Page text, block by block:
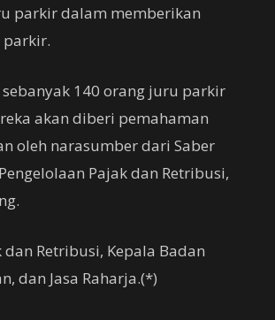
parkir dalam memberikan
parkir.
140 orang juru parkir
akan diberi pemahaman
oleh narasumber dari Saber
Pajak dan Retribusi,
Retribusi, Kepala Badan
dan Jasa Raharja.(*)